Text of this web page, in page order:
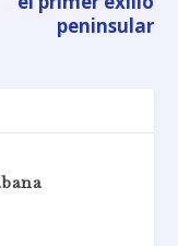
peninsular